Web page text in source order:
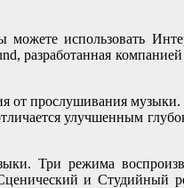
использовать
разработанная
прослушивания
улучшенным
Три режима
и Студийный